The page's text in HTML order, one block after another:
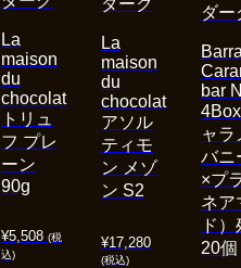
¥5,508 (税
込)
La
maison
du
chocolat
トリュ
フ プレ
ーン
90g
¥17,280
(税込)
La
maison
du
chocolat
アソル
ティモ
ン メゾ
ン S2
ダーク
bar
ャラ
バニ
×プ
ネア
ド
20個
ダー